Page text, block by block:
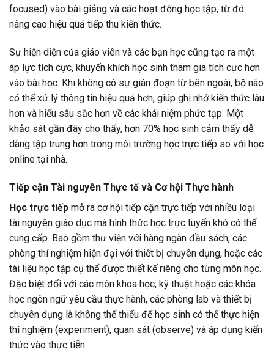
focused) vào bài giảng và các hoạt động học tập, từ đó
nâng cao hiệu quả tiếp thu kiến thức.
Sự hiện diện của giáo viên và các bạn học cũng tạo ra một
áp lực tích cực, khuyến khích học sinh tham gia tích cực hơn
vào bài học. Khi không có sự gián đoạn từ bên ngoài, bộ não
có thể xử lý thông tin hiệu quả hơn, giúp ghi nhớ kiến thức lâu
hơn và hiểu sâu sắc hơn về các khái niệm phức tạp. Một
khảo sát gần đây cho thấy, hơn 70% học sinh cảm thấy dễ
dàng tập trung hơn trong môi trường học trực tiếp so với học
online tại nhà.
Tiếp cận Tài nguyên Thực tế và Cơ hội Thực hành
Học trực tiếp mở ra cơ hội tiếp cận trực tiếp với nhiều loại
tài nguyên giáo dục mà hình thức học trực tuyến khó có thể
cung cấp. Bao gồm thư viện với hàng ngàn đầu sách, các
phòng thí nghiệm hiện đại với thiết bị chuyên dụng, hoặc các
tài liệu học tập cụ thể được thiết kế riêng cho từng môn học.
Đặc biệt đối với các môn khoa học, kỹ thuật hoặc các khóa
học ngôn ngữ yêu cầu thực hành, các phòng lab và thiết bị
chuyên dụng là không thể thiếu để học sinh có thể thực hiện
thí nghiệm (experiment), quan sát (observe) và áp dụng kiến
thức vào thực tiễn.